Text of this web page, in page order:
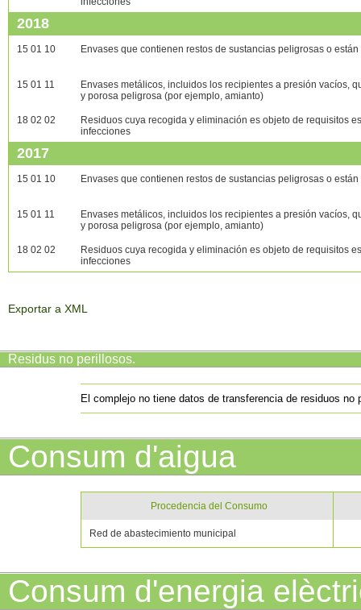
2018
15 01 10 Envases que contienen restos de sustancias peligrosas o
15 01 11
Envases metálicos, incluidos los recipientes a presión vacíos,
y porosa peligrosa (por ejemplo, amianto)
18 02 02
Residuos cuya recogida y eliminación es objeto de requisitos
infecciones
2017
15 01 10 Envases que contienen restos de sustancias peligrosas o
15 01 11
Envases metálicos, incluidos los recipientes a presión vacíos,
y porosa peligrosa (por ejemplo, amianto)
18 02 02
Residuos cuya recogida y eliminación es objeto de requisitos
infecciones
Exportar a XML
Residus no perillosos.
El complejo no tiene datos de transferencia de residuos no
Consum d'aigua
Procedencia del Consumo
Red de abastecimiento municipal
Consum d'energia